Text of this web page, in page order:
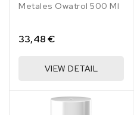
Metales Owatrol 500 Ml
33,48 €
VIEW DETAIL